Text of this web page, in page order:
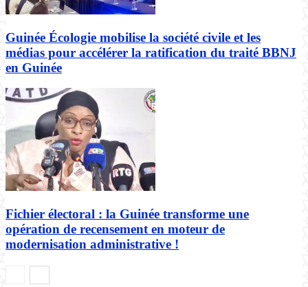
Guinée Écologie mobilise la société civile et les
médias pour accélérer la ratification du traité BBNJ
en Guinée
Fichier électoral : la Guinée transforme une
opération de recensement en moteur de
modernisation administrative !